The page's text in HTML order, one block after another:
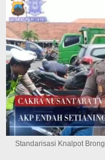
Standarisasi Knalpot Brong